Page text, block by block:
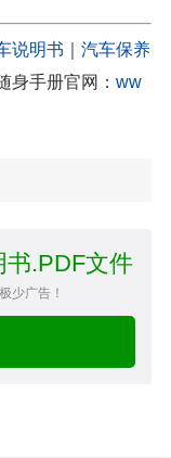
说明书
汽车保养
身手册官网： ww
书.PDF文件
少广告！